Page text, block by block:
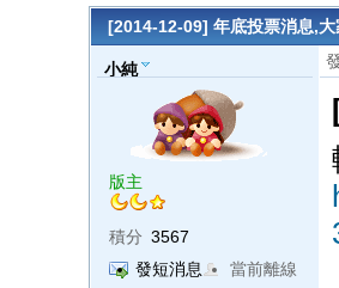
[2014-12-09] 年底投票消息,大
小純
版主
積分 3567
發短消息
當前離線